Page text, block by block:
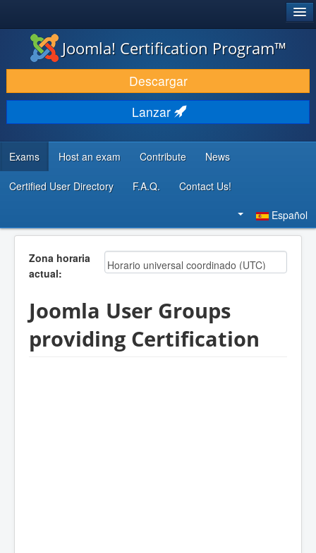
JOOMLA!
DESCARGAR & EXTENDER
DESCUBRE & APRENDE
COMUNIDAD & SOPORTE
RECURSOS PARA DESARROLLADORES
Buscar...
Joomla! Certification Program™
Descargar
Lanzar
Exams Host an exam Contribute News
Certified User Directory F.A.Q. Contact Us!
Español
Zona horaria
actual:
Joomla User Groups
providing Certification